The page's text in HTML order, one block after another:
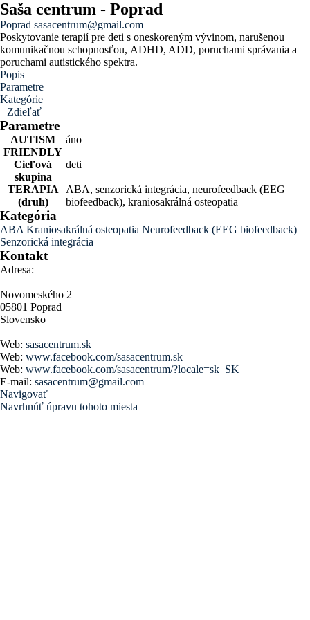
Saša centrum - Poprad
Poprad sasacentrum@gmail.com
Poskytovanie terapií pre deti s oneskoreným vývinom, narušenou
komunikačnou schopnosťou, ADHD, ADD, poruchami správania a
poruchami autistického spektra.
Popis
Parametre
Kategórie
Zdieľať
Parametre
AUTISM
FRIENDLY
áno
Cieľová
skupina
deti
TERAPIA
(druh)
ABA, senzorická integrácia, neurofeedback (EEG
biofeedback), kraniosakrálná osteopatia
Kategória
ABA Kraniosakrálná osteopatia Neurofeedback (EEG biofeedback)
Senzorická integrácia
Kontakt
Adresa:
Novomeského 2
05801 Poprad
Slovensko
Web: sasacentrum.sk
Web: www.facebook.com/sasacentrum.sk
Web: www.facebook.com/sasacentrum/?locale=sk_SK
E-mail: sasacentrum@gmail.com
Navigovať
Navrhnúť úpravu tohoto miesta